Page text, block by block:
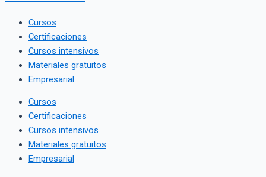
Cursos
Certificaciones
Cursos intensivos
Materiales gratuitos
Empresarial
Cursos
Certificaciones
Cursos intensivos
Materiales gratuitos
Empresarial